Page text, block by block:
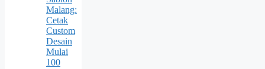
Malang:
Cetak
Custom
Desain
Mulai
100